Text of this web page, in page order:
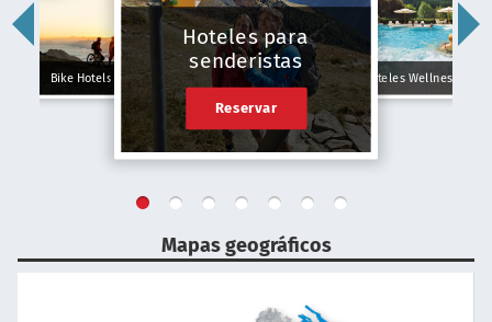
Bike Hotels
Hoteles para
senderistas
Reservar
Hoteles Wellness
Mapas geográficos